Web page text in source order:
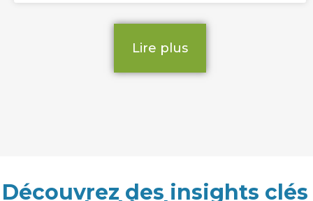
Lire plus
Découvrez des insights clés